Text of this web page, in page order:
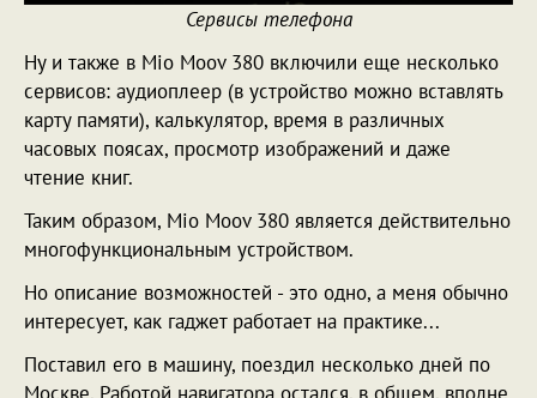
Сервисы телефона
Ну и также в Mio Moov 380 включили еще несколько
сервисов: аудиоплеер (в устройство можно вставлять
карту памяти), калькулятор, время в различных
часовых поясах, просмотр изображений и даже
чтение книг.
Таким образом, Mio Moov 380 является действительно
многофункциональным устройством.
Но описание возможностей - это одно, а меня обычно
интересует, как гаджет работает на практике...
Поставил его в машину, поездил несколько дней по